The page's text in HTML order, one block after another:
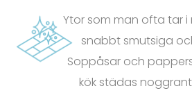
Ytor som man ofta tar
snabbt smutsiga
Soppåsar och
kök städas